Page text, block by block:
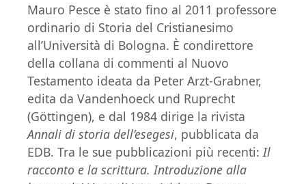
Mauro Pesce è stato fino al 2011 professore
ordinario di Storia del Cristianesimo
all’Università di Bologna. È condirettore
della collana di commenti al Nuovo
Testamento ideata da Peter Arzt-Grabner,
edita da Vandenhoeck und Ruprecht
(Göttingen), e dal 1984 dirige la rivista
Annali di storia dell’esegesi, pubblicata da
EDB. Tra le sue pubblicazioni più recenti:Il
racconto e la scrittura. Introduzione alla